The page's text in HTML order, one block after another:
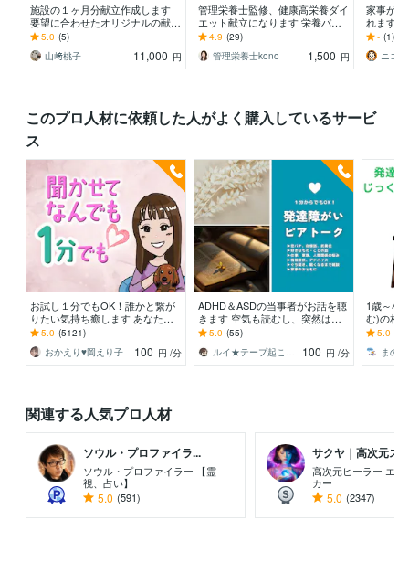
施設の１ヶ月分献立作成します
要望に合わせたオリジナルの献立
作成致します
5.0 (5)
山﨑桃子
11,000 円
管理栄養士監修、健康高栄養ダイ
エット献立になります 栄養バラ
ンス◎献立、1週間分45レシピ！
毎日の食事を健康に！
4.9 (29)
管理栄養士kono
1,500 円
家事が
れます
めの、
AI」
- (1)
このプロ人材に依頼した人がよく購入しているサービ
ス
お試し１分でもOK！誰かと繋が
りたい気持ち癒します あなたが
主役/カウンセリングじゃない/た
だ静かに寄り添います
5.0 (5121)
おかえり♥️岡えり子
100 円 /分
ADHD＆ASDの当事者がお話を聴
きます 空気も読むし、突然は怒
らない…？当事者に対する愚痴も
5.0 (55)
ルイ★テープ起こしライター
100 円 /分
1歳～小
む)の相
☆じっく
5.0
関連する人気プロ人材
ソウル・プロファイラ...
ソウル・プロファイラー 【霊
視、占い】
5.0 (591)
サクヤ｜高次元ス
高次元ヒーラー エネ
カー
5.0 (2347)